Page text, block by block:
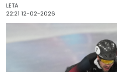
LETA
22:21 12-02-2026